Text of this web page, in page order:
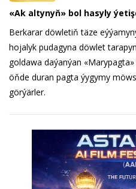
«Ak altynyň» bol hasyly
Berkarar döwletiň täze
hojalyk pudagyna döwlet
goldawa daýanýan
öňde duran pagta ýygymy
görýärler.